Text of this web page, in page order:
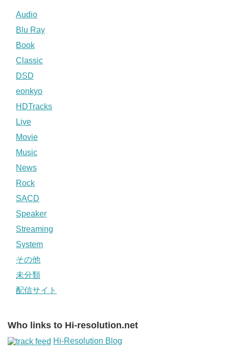
Audio
Blu Ray
Book
Classic
DSD
eonkyo
HDTracks
Live
Movie
Music
News
Rock
SACD
Speaker
Streaming
System
その他
未分類
配信サイト
Who links to Hi-resolution.net
Hi-Resolution Blog